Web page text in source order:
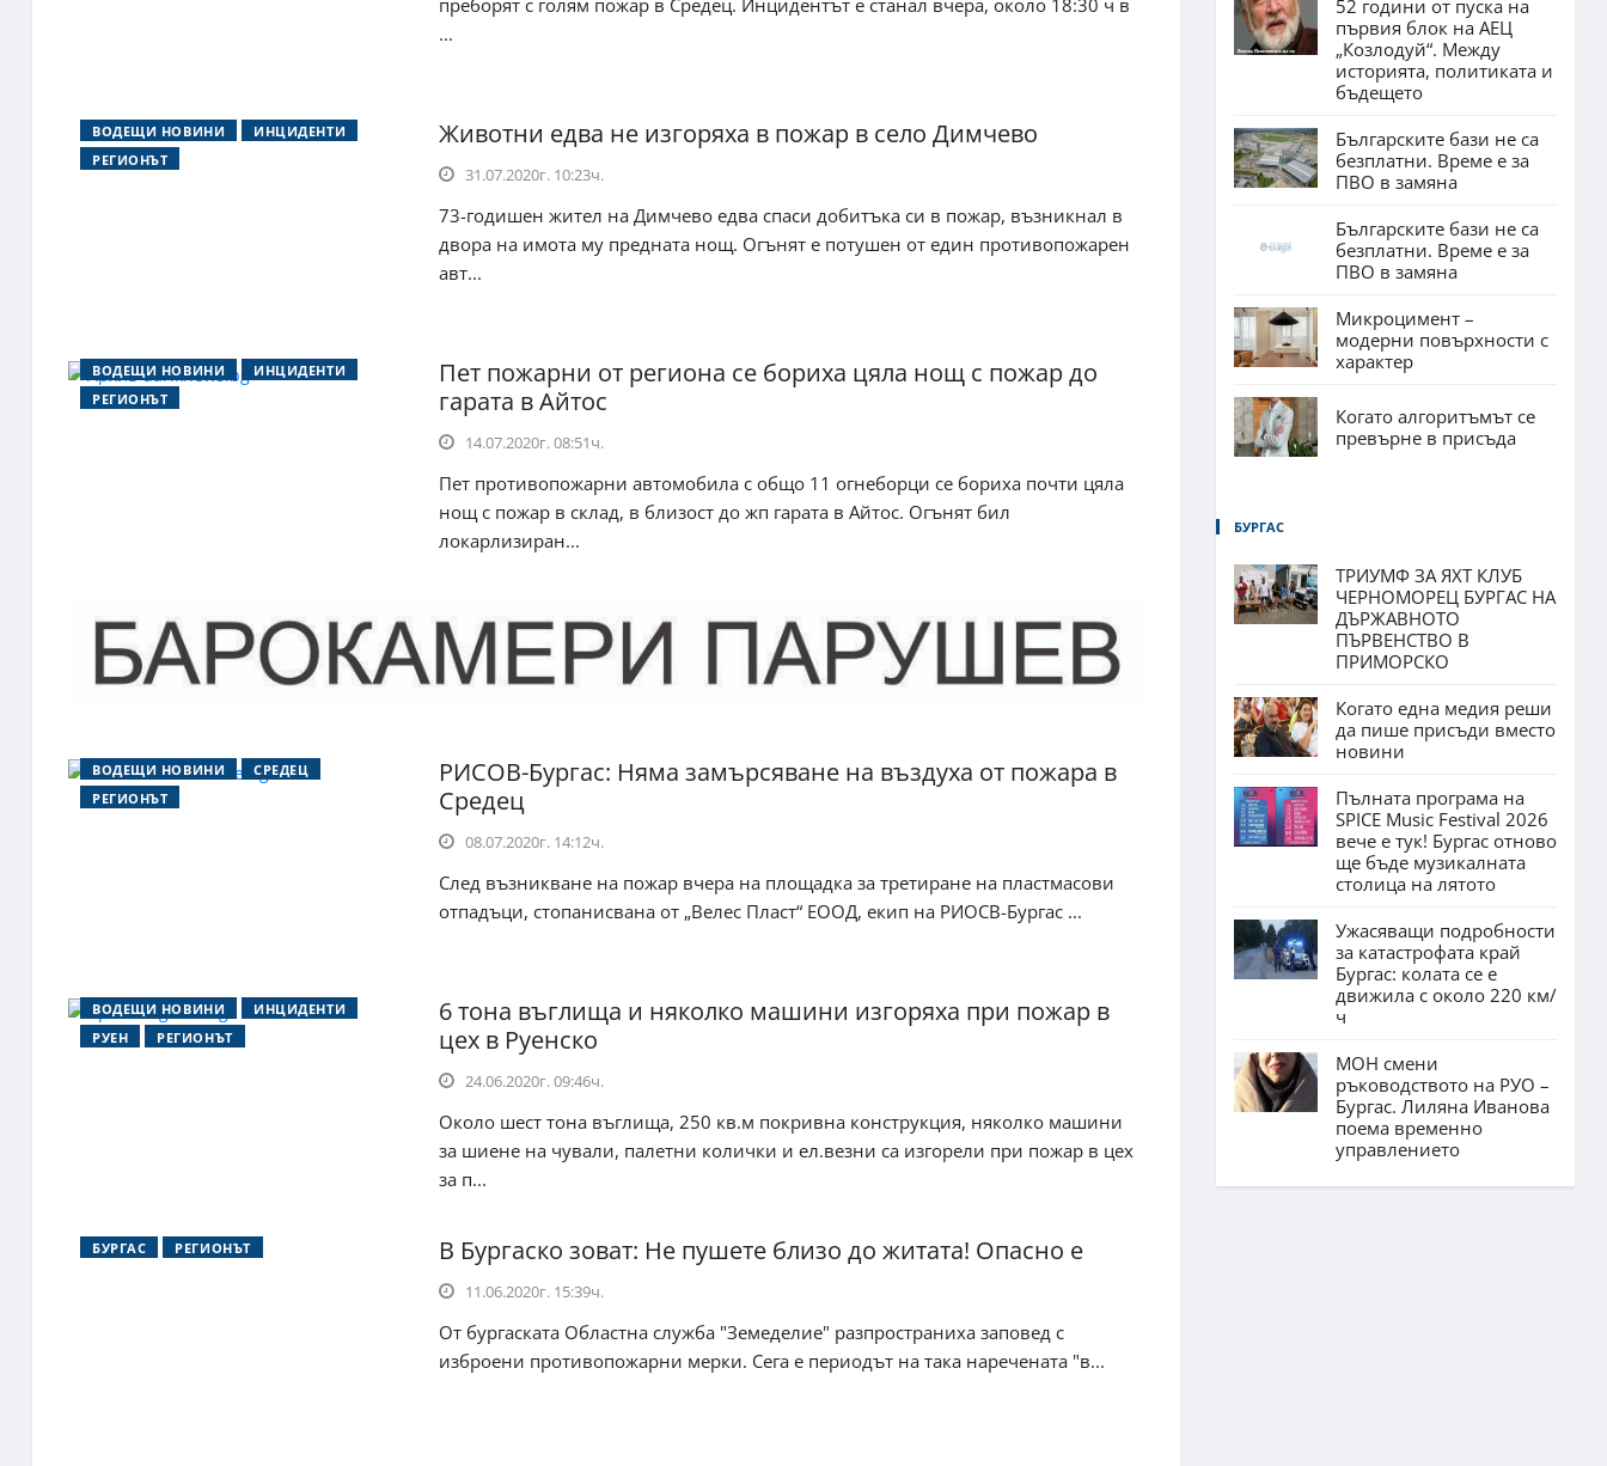
преборят с голям пожар в Средец. Инцидентът е станал вчера, около 18:30 ч в
...
ВОДЕЩИ НОВИНИ
ИНЦИДЕНТИ
РЕГИОНЪТ
Животни едва не изгоряха в пожар в село Димчево
31.07.2020г. 10:23ч.
73-годишен жител на Димчево едва спаси добитъка си в пожар, възникнал в
двора на имота му предната нощ. Огънят е потушен от един противопожарен
авт...
ВОДЕЩИ НОВИНИ
ИНЦИДЕНТИ
РЕГИОНЪТ
Пет пожарни от региона се бориха цяла нощ с пожар до
гарата в Айтос
14.07.2020г. 08:51ч.
Пет противопожарни автомобила с общо 11 огнеборци се бориха почти цяла
нощ с пожар в склад, в близост до жп гарата в Айтос. Огънят бил
локарлизиран...
ВОДЕЩИ НОВИНИ
СРЕДЕЦ
РЕГИОНЪТ
РИСОВ-Бургас: Няма замърсяване на въздуха от пожара в
Средец
08.07.2020г. 14:12ч.
След възникване на пожар вчера на площадка за третиране на пластмасови
отпадъци, стопанисвана от „Велес Пласт“ ЕООД, екип на РИОСВ-Бургас ...
ВОДЕЩИ НОВИНИ
ИНЦИДЕНТИ
РУЕН
РЕГИОНЪТ
6 тона въглища и няколко машини изгоряха при пожар в
цех в Руенско
24.06.2020г. 09:46ч.
Около шест тона въглища, 250 кв.м покривна конструкция, няколко машини
за шиене на чували, палетни колички и ел.везни са изгорели при пожар в цех
за п...
БУРГАС РЕГИОНЪТ В Бургаско зоват: Не пушете близо до житата! Опасно е
11.06.2020г. 15:39ч.
От бургаската Областна служба "Земеделие" разпространиха заповед с
изброени противопожарни мерки. Сега е периодът на така наречената "в...
52 години от пуска на
първия блок на АЕЦ
„Козлодуй“. Между
историята, политиката и
бъдещето
Българските бази не са
безплатни. Време е за
ПВО в замяна
Българските бази не са
безплатни. Време е за
ПВО в замяна
Микроцимент –
модерни повърхности с
характер
Когато алгоритъмът се
превърне в присъда
БУРГАС
ТРИУМФ ЗА ЯХТ КЛУБ
ЧЕРНОМОРЕЦ БУРГАС НА
ДЪРЖАВНОТО
ПЪРВЕНСТВО В
ПРИМОРСКО
Когато една медия реши
да пише присъди вместо
новини
Пълната програма на
SPICE Music Festival 2026
вече е тук! Бургас отново
ще бъде музикалната
столица на лятото
Ужасяващи подробности
за катастрофата край
Бургас: колата се е
движила с около 220 км/
ч
МОН смени
ръководството на РУО –
Бургас. Лиляна Иванова
поема временно
управлението